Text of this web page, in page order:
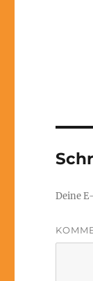
Deine